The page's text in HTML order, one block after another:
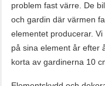
problem fast värre. De
och gardin där värmen
elementet producerar.
på sina element år efter
korta av gardinerna 10